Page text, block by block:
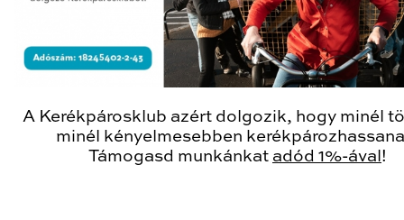
A Kerékpárosklub azért dolgozik, hogy minél
minél kényelmesebben
Támogasd munkánkat adód 1%-ával !